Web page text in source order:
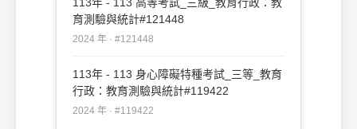
育測驗與統計#121448
2024 年 · #121448
113年 - 113 身心障礙特種考試_三等_教育
行政：教育測驗與統計#119422
2024 年 · #119422